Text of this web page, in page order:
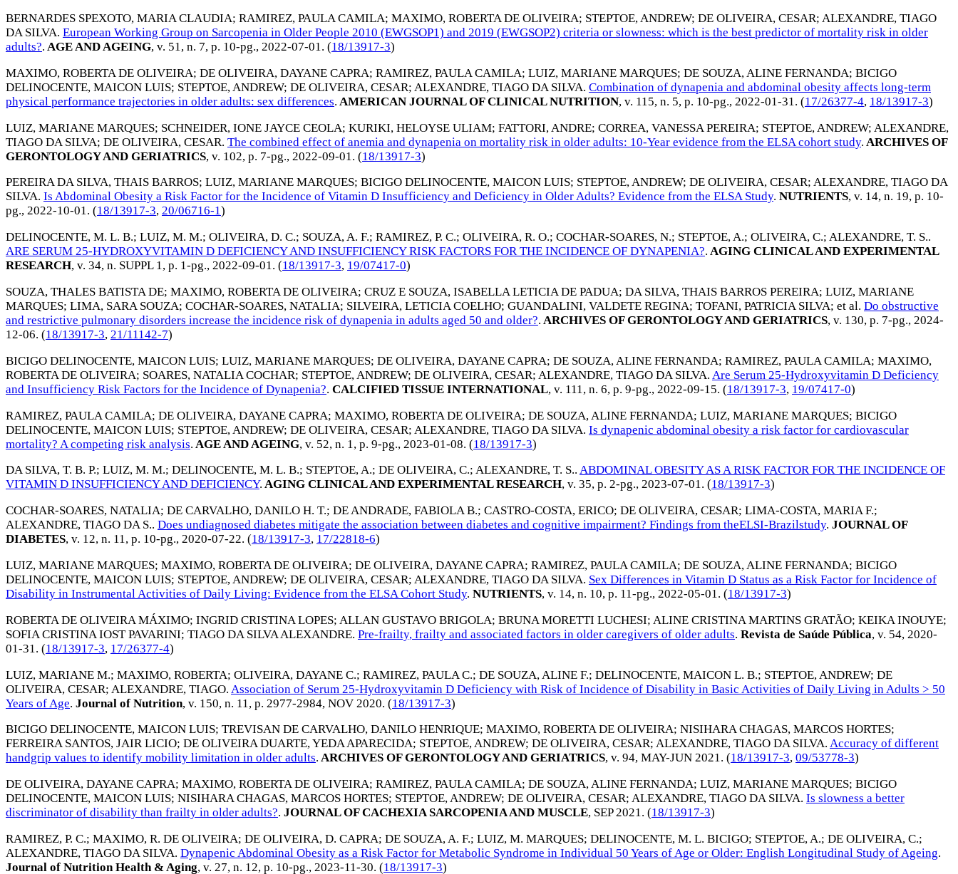
BERNARDES SPEXOTO, MARIA CLAUDIA; RAMIREZ, PAULA CAMILA; MAXIMO, ROBERTA DE OLIVEIRA; STEPTOE, ANDREW; DE OLIVEIRA, CESAR; ALEXANDRE, TIAGO
DA SILVA. European Working Group on Sarcopenia in Older People 2010 (EWGSOP1) and 2019 (EWGSOP2) criteria or slowness: which is the best predictor of mortality risk in older
adults?. AGE AND AGEING, v. 51, n. 7, p. 10-pg., 2022-07-01. (18/13917-3)
MAXIMO, ROBERTA DE OLIVEIRA; DE OLIVEIRA, DAYANE CAPRA; RAMIREZ, PAULA CAMILA; LUIZ, MARIANE MARQUES; DE SOUZA, ALINE FERNANDA; BICIGO
DELINOCENTE, MAICON LUIS; STEPTOE, ANDREW; DE OLIVEIRA, CESAR; ALEXANDRE, TIAGO DA SILVA. Combination of dynapenia and abdominal obesity affects long-term
physical performance trajectories in older adults: sex differences. AMERICAN JOURNAL OF CLINICAL NUTRITION, v. 115, n. 5, p. 10-pg., 2022-01-31 . (17/26377-4, 18/13917-3)
LUIZ, MARIANE MARQUES; SCHNEIDER, IONE JAYCE CEOLA; KURIKI, HELOYSE ULIAM; FATTORI, ANDRE; CORREA, VANESSA PEREIRA; STEPTOE, ANDREW; ALEXANDRE,
TIAGO DA SILVA; DE OLIVEIRA, CESAR. The combined effect of anemia and dynapenia on mortality risk in older adults: 10-Year evidence from the ELSA cohort study. ARCHIVES OF
GERONTOLOGY AND GERIATRICS, v. 102, p. 7-pg., 2022-09-01 . (18/13917-3)
PEREIRA DA SILVA, THAIS BARROS; LUIZ, MARIANE MARQUES; BICIGO DELINOCENTE, MAICON LUIS; STEPTOE, ANDREW; DE OLIVEIRA, CESAR; ALEXANDRE, TIAGO DA
SILVA. Is Abdominal Obesity a Risk Factor for the Incidence of Vitamin D Insufficiency and Deficiency in Older Adults? Evidence from the ELSA Study. NUTRIENTS, v. 14, n. 19, p. 10-
pg., 2022-10-01. (18/13917-3, 20/06716-1)
DELINOCENTE, M. L. B.; LUIZ, M. M.; OLIVEIRA, D. C.; SOUZA, A. F.; RAMIREZ, P. C.; OLIVEIRA, R. O.; COCHAR-SOARES, N.; STEPTOE, A.; OLIVEIRA, C.; ALEXANDRE, T. S..
ARE SERUM 25-HYDROXYVITAMIN D DEFICIENCY AND INSUFFICIENCY RISK FACTORS FOR THE INCIDENCE OF DYNAPENIA?. AGING CLINICAL AND EXPERIMENTAL
RESEARCH, v. 34, n. SUPPL 1, p. 1-pg., 2022-09-01. (18/13917-3, 19/07417-0)
SOUZA, THALES BATISTA DE; MAXIMO, ROBERTA DE OLIVEIRA; CRUZ E SOUZA, ISABELLA LETICIA DE PADUA; DA SILVA, THAIS BARROS PEREIRA; LUIZ, MARIANE
MARQUES; LIMA, SARA SOUZA; COCHAR-SOARES, NATALIA; SILVEIRA, LETICIA COELHO; GUANDALINI, VALDETE REGINA; TOFANI, PATRICIA SILVA; et al. Do obstructive
and restrictive pulmonary disorders increase the incidence risk of dynapenia in adults aged 50 and older?. ARCHIVES OF GERONTOLOGY AND GERIATRICS, v. 130, p. 7-pg., 2024-
12-06. (18/13917-3, 21/11142-7)
BICIGO DELINOCENTE, MAICON LUIS; LUIZ, MARIANE MARQUES; DE OLIVEIRA, DAYANE CAPRA; DE SOUZA, ALINE FERNANDA; RAMIREZ, PAULA CAMILA; MAXIMO,
ROBERTA DE OLIVEIRA; SOARES, NATALIA COCHAR; STEPTOE, ANDREW; DE OLIVEIRA, CESAR; ALEXANDRE, TIAGO DA SILVA. Are Serum 25-Hydroxyvitamin D Deficiency
and Insufficiency Risk Factors for the Incidence of Dynapenia?. CALCIFIED TISSUE INTERNATIONAL, v. 111, n. 6, p. 9-pg., 2022-09-15. (18/13917-3, 19/07417-0)
RAMIREZ, PAULA CAMILA; DE OLIVEIRA, DAYANE CAPRA; MAXIMO, ROBERTA DE OLIVEIRA; DE SOUZA, ALINE FERNANDA; LUIZ, MARIANE MARQUES; BICIGO
DELINOCENTE, MAICON LUIS; STEPTOE, ANDREW; DE OLIVEIRA, CESAR; ALEXANDRE, TIAGO DA SILVA. Is dynapenic abdominal obesity a risk factor for cardiovascular
mortality? A competing risk analysis. AGE AND AGEING, v. 52, n. 1, p. 9-pg., 2023-01-08. (18/13917-3)
DA SILVA, T. B. P.; LUIZ, M. M.; DELINOCENTE, M. L. B.; STEPTOE, A.; DE OLIVEIRA, C.; ALEXANDRE, T. S.. ABDOMINAL OBESITY AS A RISK FACTOR FOR THE INCIDENCE OF
VITAMIN D INSUFFICIENCY AND DEFICIENCY. AGING CLINICAL AND EXPERIMENTAL RESEARCH, v. 35, p. 2-pg., 2023-07-01. (18/13917-3)
COCHAR-SOARES, NATALIA; DE CARVALHO, DANILO H. T.; DE ANDRADE, FABIOLA B.; CASTRO-COSTA, ERICO; DE OLIVEIRA, CESAR; LIMA-COSTA, MARIA F.;
ALEXANDRE, TIAGO DA S.. Does undiagnosed diabetes mitigate the association between diabetes and cognitive impairment? Findings from theELSI-Brazilstudy. JOURNAL OF
DIABETES, v. 12, n. 11, p. 10-pg., 2020-07-22. (18/13917-3, 17/22818-6)
LUIZ, MARIANE MARQUES; MAXIMO, ROBERTA DE OLIVEIRA; DE OLIVEIRA, DAYANE CAPRA; RAMIREZ, PAULA CAMILA; DE SOUZA, ALINE FERNANDA; BICIGO
DELINOCENTE, MAICON LUIS; STEPTOE, ANDREW; DE OLIVEIRA, CESAR; ALEXANDRE, TIAGO DA SILVA. Sex Differences in Vitamin D Status as a Risk Factor for Incidence of
Disability in Instrumental Activities of Daily Living: Evidence from the ELSA Cohort Study. NUTRIENTS, v. 14, n. 10, p. 11-pg., 2022-05-01. (18/13917-3)
ROBERTA DE OLIVEIRA MÁXIMO; INGRID CRISTINA LOPES; ALLAN GUSTAVO BRIGOLA; BRUNA MORETTI LUCHESI; ALINE CRISTINA MARTINS GRATÃO; KEIKA INOUYE;
SOFIA CRISTINA IOST PAVARINI; TIAGO DA SILVA ALEXANDRE. Pre-frailty, frailty and associated factors in older caregivers of older adults. Revista de Saúde Pública, v. 54, 2020-
01-31 . (18/13917-3, 17/26377-4)
LUIZ, MARIANE M.; MAXIMO, ROBERTA; OLIVEIRA, DAYANE C.; RAMIREZ, PAULA C.; DE SOUZA, ALINE F.; DELINOCENTE, MAICON L. B.; STEPTOE, ANDREW; DE
OLIVEIRA, CESAR; ALEXANDRE, TIAGO. Association of Serum 25-Hydroxyvitamin D Deficiency with Risk of Incidence of Disability in Basic Activities of Daily Living in Adults > 50
Years of Age. Journal of Nutrition, v. 150, n. 11, p. 2977-2984, NOV 2020. (18/13917-3)
BICIGO DELINOCENTE, MAICON LUIS; TREVISAN DE CARVALHO, DANILO HENRIQUE; MAXIMO, ROBERTA DE OLIVEIRA; NISIHARA CHAGAS, MARCOS HORTES;
FERREIRA SANTOS, JAIR LICIO; DE OLIVEIRA DUARTE, YEDA APARECIDA; STEPTOE, ANDREW; DE OLIVEIRA, CESAR; ALEXANDRE, TIAGO DA SILVA. Accuracy of different
handgrip values to identify mobility limitation in older adults. ARCHIVES OF GERONTOLOGY AND GERIATRICS, v. 94, MAY-JUN 2021. (18/13917-3, 09/53778-3)
DE OLIVEIRA, DAYANE CAPRA; MAXIMO, ROBERTA DE OLIVEIRA; RAMIREZ, PAULA CAMILA; DE SOUZA, ALINE FERNANDA; LUIZ, MARIANE MARQUES; BICIGO
DELINOCENTE, MAICON LUIS; NISIHARA CHAGAS, MARCOS HORTES; STEPTOE, ANDREW; DE OLIVEIRA, CESAR; ALEXANDRE, TIAGO DA SILVA. Is slowness a better
discriminator of disability than frailty in older adults?. JOURNAL OF CACHEXIA SARCOPENIA AND MUSCLE, SEP 2021. (18/13917-3)
RAMIREZ, P. C.; MAXIMO, R. DE OLIVEIRA; DE OLIVEIRA, D. CAPRA; DE SOUZA, A. F.; LUIZ, M. MARQUES; DELINOCENTE, M. L. BICIGO; STEPTOE, A.; DE OLIVEIRA, C.;
ALEXANDRE, TIAGO DA SILVA. Dynapenic Abdominal Obesity as a Risk Factor for Metabolic Syndrome in Individual 50 Years of Age or Older: English Longitudinal Study of Ageing.
Journal of Nutrition Health & Aging, v. 27, n. 12, p. 10-pg., 2023-11-30. (18/13917-3)